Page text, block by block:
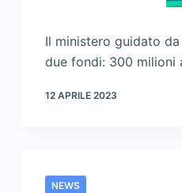
Il ministero guidato
due fondi: 300 milioni
12 APRILE 2023
NEWS